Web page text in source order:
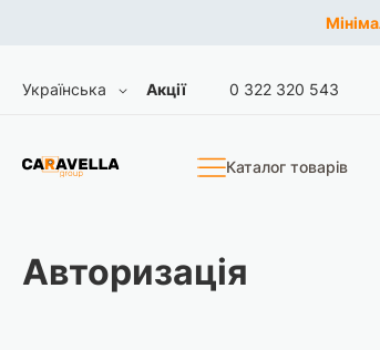
Skip
Мова
Українська Акції 0 322 320 543
Каталог товарів
Авторизація